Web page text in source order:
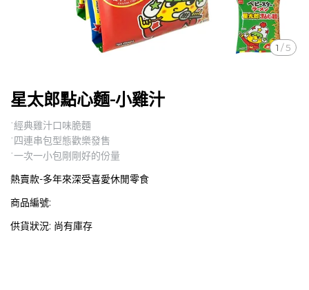
1 /5
星太郎點心麵-小雞汁
˙經典雞汁口味脆麵
˙四連串包型態歡樂發售
˙一次一小包剛剛好的份量
熱賣款-多年來深受喜愛休閒零食
商品編號:
供貨狀況: 尚有庫存